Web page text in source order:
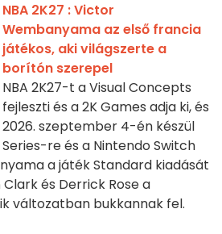
NBA 2K27 : Victor
Wembanyama az első francia
játékos, aki világszerte a
borítón szerepel
NBA 2K27-t a Visual Concepts
fejleszti és a 2K Games adja ki, és
2026. szeptember 4-én készül
re és a Nintendo Switch
a játék Standard kiadását
és Derrick Rose a
változatban bukkannak fel.